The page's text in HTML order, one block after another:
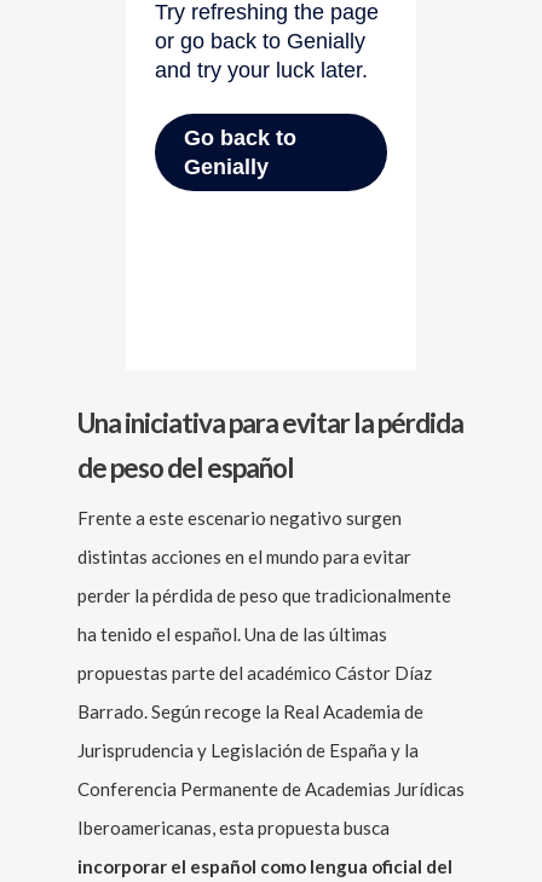
Una iniciativa para evitar la pérdida
de peso del español
Frente a este escenario negativo surgen
distintas acciones en el mundo para evitar
perder la pérdida de peso que tradicionalmente
ha tenido el español. Una de las últimas
propuestas parte del académico Cástor Díaz
Barrado. Según recoge la Real Academia de
Jurisprudencia y Legislación de España y la
Conferencia Permanente de Academias Jurídicas
Iberoamericanas, esta propuesta busca
incorporar el español como lengua oficial del